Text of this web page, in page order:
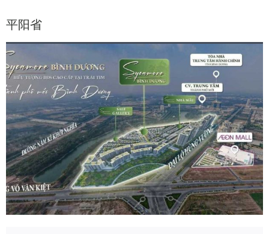
平阳省